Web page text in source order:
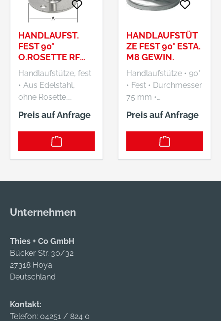
HANDLAUFST.
FEST 90°
O.ROSETTE RF
(V2A) VORMANN
Handlaufstütze, fest
• Aus Edelstahl,
ohne Rosette,
rostfrei • Auflage
gewölbt • Sichtbar
verschraubt • Zum
Anschrauben
Co. KG, Heilenbecker
+4923339780,
Preis auf Anfrage
HANDLAUFSTÜT
ZE FEST 90° ESTA.
M8 GEWIN.
Handlaufstütze • 90°
• Fest • Durchmesser
75 mm •
Wandabstand 70
mm • Abdeckrosette
Hersteller: August
Vormann GmbH &
Ennepetal, DE,
Preis auf Anfrage
Unternehmen
Thies + Co GmbH
Bücker Str. 30/32
27318 Hoya
Deutschland
Kontakt:
Telefon: 04251 / 824 0